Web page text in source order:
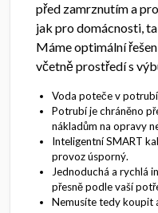
před zamrznutím a
jak pro domácnosti,
Máme optimální
včetně prostředí s
Voda poteče v
Potrubí je chráněno
nákladům na opravy
Inteligentní SMART
provoz úsporný.
Jednoduchá a rychlá
přesně podle vaší
Nemusíte tedy koupit